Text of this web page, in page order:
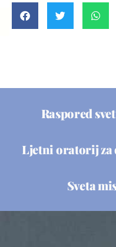
Raspored
Ljetni oratorij za
Sveta